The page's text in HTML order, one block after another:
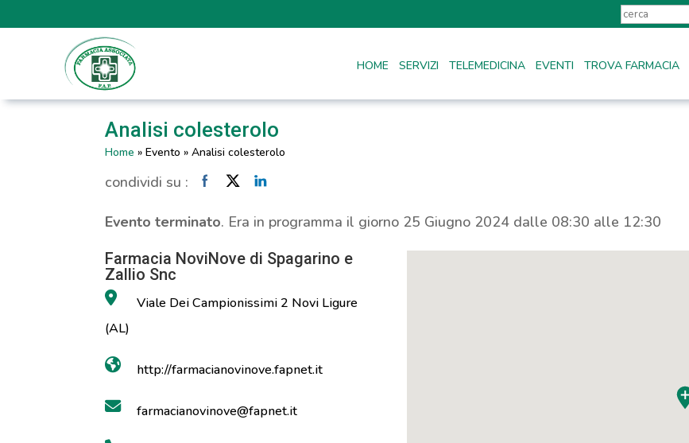
HOME SERVIZI TELEMEDICINA EVENTI TROVA FARMACIA
Analisi colesterolo
Home » Evento » Analisi colesterolo
condividi su :
Evento terminato. Era in programma il giorno 25 Giugno 2024 dalle 08:30 alle 12:30
Farmacia NoviNove di Spagarino e
Zallio Snc
Viale Dei Campionissimi 2 Novi Ligure
(AL)
http://farmacianovinove.fapnet.it
farmacianovinove@fapnet.it